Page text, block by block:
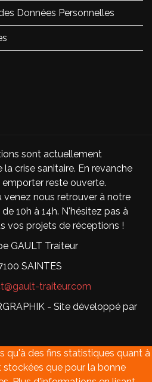
Données Personnelles
sont actuellement
crise sanitaire. En revanche
reste ouverte.
nous retrouver à notre
10h à 14h. N'hésitez pas à
vos projets de réceptions !
GAULT Traiteur
SAINTES
traiteur.com
- Site développé par
qu'à des fins statistiques quant à
que pour la bonne